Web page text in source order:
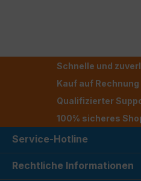
Schnelle und
Kauf auf Rechnung
Qualifizierter
100% sicheres
Service-Hotline
Rechtliche Informationen